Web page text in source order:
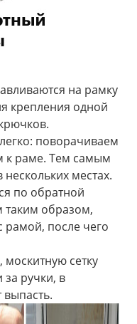
на рамку
крепления одной
поворачиваем
к раме. Тем самым
местах.
по обратной
таким образом,
после чего
сетку
ручки, в